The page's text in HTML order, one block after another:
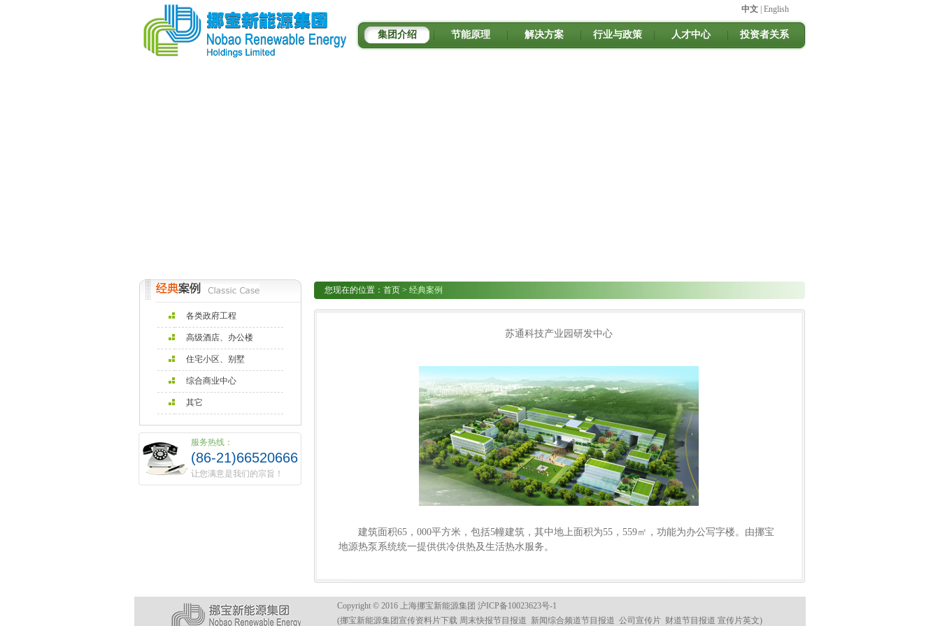
中文 English
集团介绍 节能原理 解决方案 行业与政策 人才中心 投资者关系
各类政府工程
高级酒店、办公楼
住宅小区、别墅
综合商业中心
其它
服务热线：
(86-21)66520666
让您满意是我们的宗旨！
您现在的位置： 首页> 经典案例
苏通科技产业园研发中心
建筑面积65，000平方米，包括5幢建筑，其中地上面积为55，559㎡，功能为办公写字楼。由挪宝
地源热泵系统统一提供供冷供热及生活热水服务。
Copyright © 2016 上海挪宝新能源集团 沪ICP备10023623号-1
(挪宝新能源集团宣传资料片下载 周末快报节目报道 新闻综合频道节目报道 公司宣传片 财道节目报道 宣传片英文)